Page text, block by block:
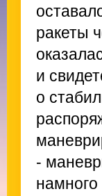
ракеты
и
о
-